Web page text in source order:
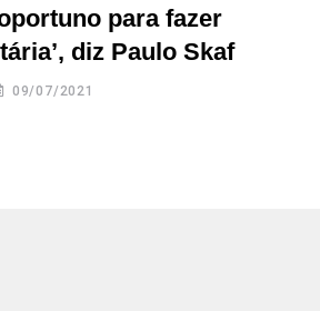
para fazer
diz Paulo Skaf
09/07/2021